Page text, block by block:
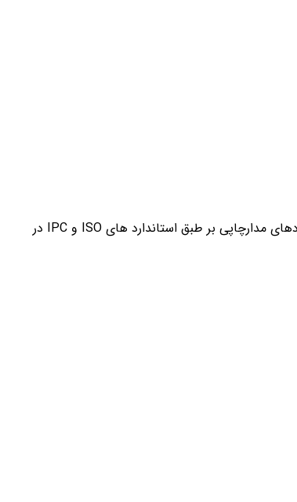
طراحی و مهندسی معکوس انواع بردهای مدارچاپی، ساخت بردهای مدارچاپی و استنسیل لیزری، تامین قطعات و همچنین مونتاژ اتوماتیک و دستی بردهای مدارچاپی بر طبق استاندارد های ISO و IPC در